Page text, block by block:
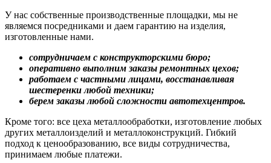
У нас собственные производственные площадки, мы не
являемся посредниками и даем гарантию на изделия,
изготовленные нами.
сотрудничаем с конструкторскими бюро;
оперативно выполним заказы ремонтных цехов;
работаем с частными лицами, восстанавливая
шестеренки любой техники;
берем заказы любой сложности автотехцентров.
Кроме того: все цеха металлообработки, изготовление любых
других металлоизделий и металлоконструкций. Гибкий
подход к ценообразованию, все виды сотрудничества,
принимаем любые платежи.